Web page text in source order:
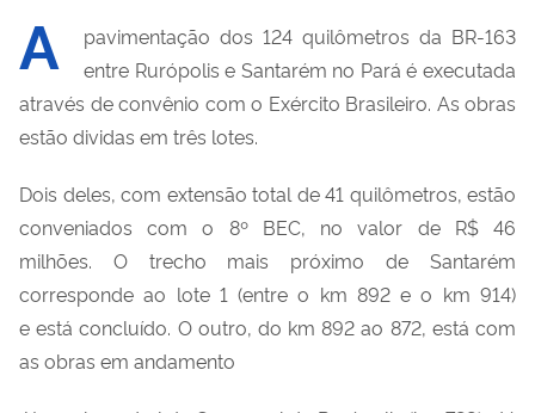
A
pavimentação dos 124 quilômetros da BR-163
entre Rurópolis e Santarém no Pará é executada
através de convênio com o Exército Brasileiro. As obras
estão dividas em três lotes.
Dois deles, com extensão total de 41 quilômetros, estão
conveniados com o 8º BEC, no valor de R$ 46
milhões. O trecho mais próximo de Santarém
corresponde ao lote 1 (entre o km 892 e o km 914)
e está concluído. O outro, do km 892 ao 872, está com
as obras em andamento